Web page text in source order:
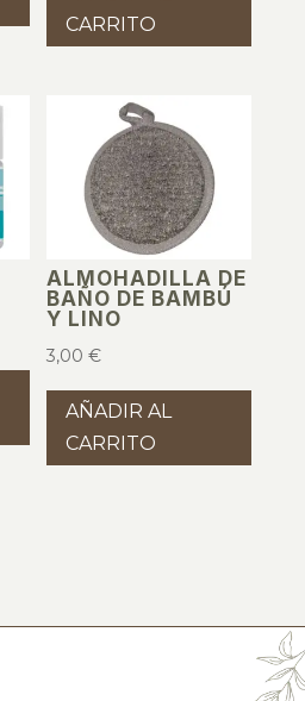
CARRITO
ALMOHADILLA DE
BAÑO DE BAMBÚ
Y LINO
3,00€
AÑADIR AL
CARRITO